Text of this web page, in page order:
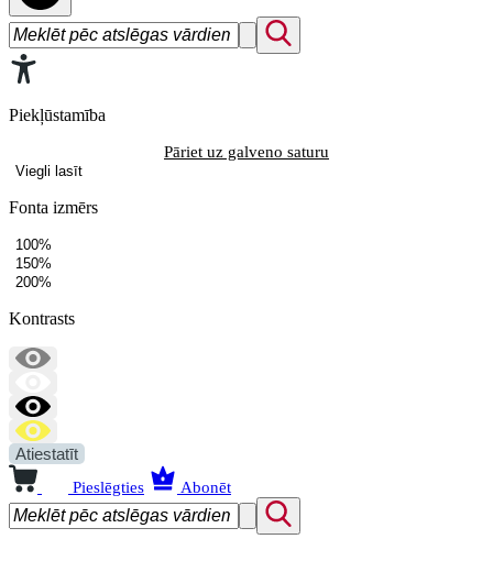
Piekļūstamība
Pāriet uz galveno saturu
Viegli lasīt
Fonta izmērs
100%
150%
200%
Kontrasts
Atiestatīt
Pieslēgties Abonēt